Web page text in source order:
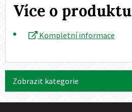
Více o produktu
Kompletní informace
Zobrazit kategorie